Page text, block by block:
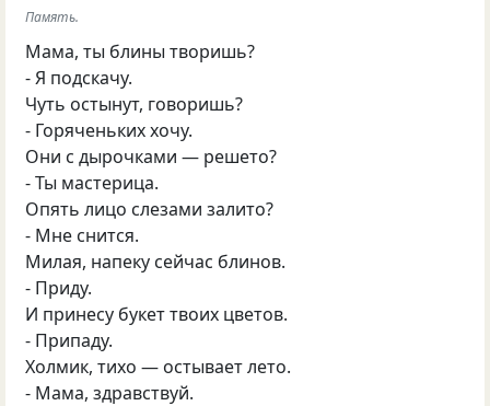
Память.
Мама, ты блины творишь?
- Я подскачу.
Чуть остынут, говоришь?
- Горяченьких хочу.
Они с дырочками — решето?
- Ты мастерица.
Опять лицо слезами залито?
- Мне снится.
Милая, напеку сейчас блинов.
- Приду.
И принесу букет твоих цветов.
- Припаду.
Холмик, тихо — остывает лето.
- Мама, здравствуй.